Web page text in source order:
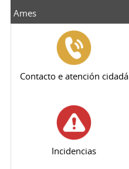
Ames
Contacto e atención cidadá
Incidencias